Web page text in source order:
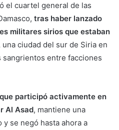
el cuartel general de las
tras haber lanzado
militares sirios que estaban
una ciudad del sur de Siria en
entre facciones
participó activamente en
Al Asad, mantiene una
y se negó hasta ahora a